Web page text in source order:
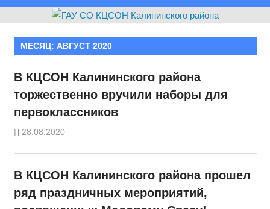
МЕСЯЦ: АВГУСТ 2020
В КЦСОН Калининского района
торжественно вручили наборы для
первоклассников
28.08.2020
В КЦСОН Калининского района прошел
ряд праздничных мероприятий,